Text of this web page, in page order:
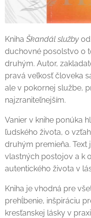
Kniha Škandál služby
duchovné posolstvo o
druhým. Autor,
pravá veľkosť človeka
ale v pokornej službe,
najzraniteľnejším.
Vanier v knihe ponúka
ľudského života, o
druhým premieňa.
vlastných postojov a k
autentického života v
Kniha je vhodná pre
prehĺbenie, inšpiráciu
kresťanskej lásky v